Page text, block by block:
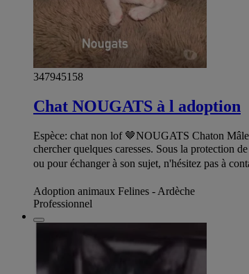
347945158
Chat NOUGATS à l adoption
Espèce: chat non lof 🤎NOUGATS Chaton
chercher quelques caresses. Sous la protection
ou pour échanger à son sujet, n'hésitez pas à
Adoption animaux Felines - Ardèche
Professionnel